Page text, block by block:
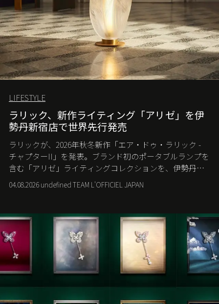
LIFESTYLE
ラリック、新作ライティング「アリゼ」を伊
勢丹新宿店で世界先行発売
ラリックが、2026年秋冬新作「エア・ドゥ・ラリック -
チャプターII」を発表。ブランド初のポータブルランプを
含む「アリゼ」ライティングコレクションを、伊勢丹新
宿店の期間限定ポップアップで世界に先駆けて発売す
る。
04.08.2026 undefined TEAM L'OFFICIEL JAPAN